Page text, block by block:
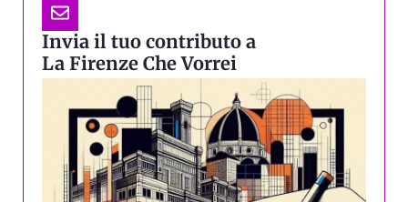
Invia il tuo contributo a
La Firenze Che Vorrei